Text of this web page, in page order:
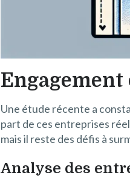
Engagement
Une étude récente a
part de ces entreprises
mais il reste des défis à
Analyse des